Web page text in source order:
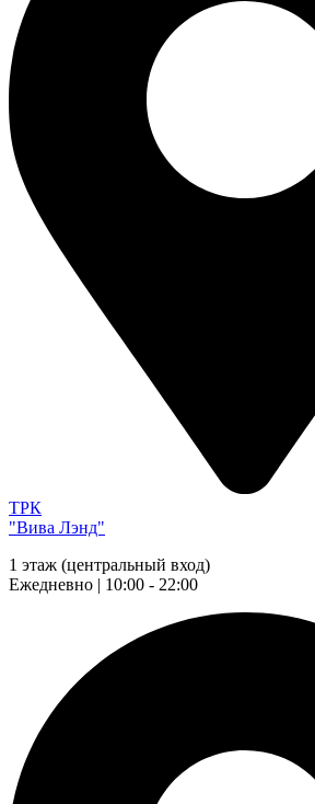
ТРК
"Вива Лэнд"
1 этаж (центральный вход)
Ежедневно | 10:00 - 22:00